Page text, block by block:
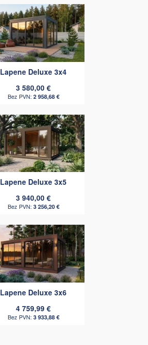
Lapene Deluxe 3x4
3 580,00 €
2 958,68 €
Lapene Deluxe 3x5
3 940,00 €
3 256,20 €
Lapene Deluxe 3x6
4 759,99 €
3 933,88 €